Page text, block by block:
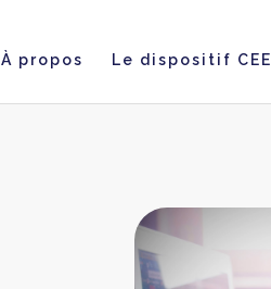
À propos Le dispositif CEE